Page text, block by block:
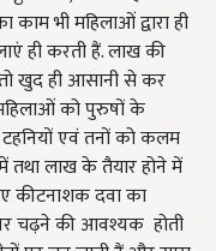
भी महिलाओं द्वारा ही
ही करती हैं. लाख की
खुद ही आसानी से कर
को पुरुषों के
एवं तनों को कलम
तथा लाख के तैयार होने में
कीटनाशक दवा का
चढ़ने की आवश्यक होती